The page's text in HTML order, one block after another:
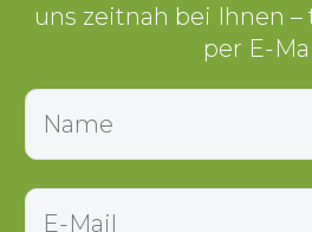
uns zeitnah bei Ihnen
per E-